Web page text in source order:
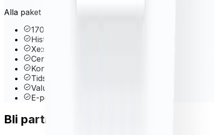
Alla paket innehåller dessa kärnfunktioner
170+ valutor och ädelmetaller
Historiska data sedan 1998
Xe:s proprietära Rate Blender
Centralbankskurser
Kontohanteringspanel
Tidsramsförfrågningar
Valutavolatilitet
E-post och telefonsupport
Bli partner med oss